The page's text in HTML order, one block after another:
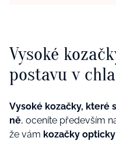
Vysoké
postavu v
Vysoké kozačky, které
ně, oceníte především
že vám kozačky